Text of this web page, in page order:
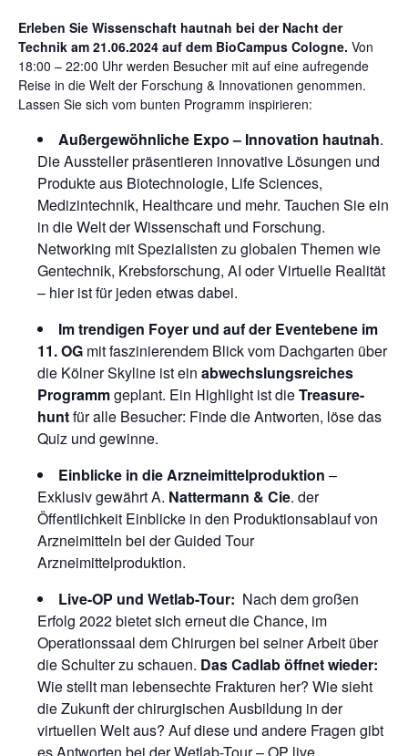
Erleben Sie Wissenschaft hautnah bei derNacht der
Technik am 21.06.2024 auf dem BioCampus Cologne. Von
18:00 – 22:00 Uhr werden Besucher mit auf eine aufregende
Reise in die Welt der Forschung & Innovationen genommen.
Lassen Sie sich vom bunten Programm inspirieren:
Außergewöhnliche Expo – Innovation hautnah.
Die Aussteller präsentieren innovative Lösungen und
Produkte aus Biotechnologie, Life Sciences,
Medizintechnik, Healthcare und mehr. Tauchen Sie ein
in die Welt der Wissenschaft und Forschung.
Networking mit Spezialisten zu globalen Themen wie
Gentechnik, Krebsforschung, AI oder Virtuelle Realität
– hier ist für jeden etwas dabei.
Im trendigen Foyer und auf der Eventebene im
11. OG mit faszinierendem Blick vom Dachgarten über
die Kölner Skyline ist ein abwechslungsreiches
Programmgeplant. Ein Highlight ist dieTreasure-
huntfür alle Besucher: Finde die Antworten, löse das
Quiz und gewinne.
Einblicke in die Arzneimittelproduktion –
Exklusiv gewährt A. Nattermann & Cie. der
Öffentlichkeit Einblicke in den Produktionsablauf von
Arzneimitteln bei der Guided Tour
Arzneimittelproduktion.
Live-OP und Wetlab-Tour: Nach dem großen
Erfolg 2022 bietet sich erneut die Chance, im
Operationssaal dem Chirurgen bei seiner Arbeit über
die Schulter zu schauen. Das Cadlab öffnet wieder:
Wie stellt man lebensechte Frakturen her? Wie sieht
die Zukunft der chirurgischen Ausbildung in der
virtuellen Welt aus? Auf diese und andere Fragen gibt